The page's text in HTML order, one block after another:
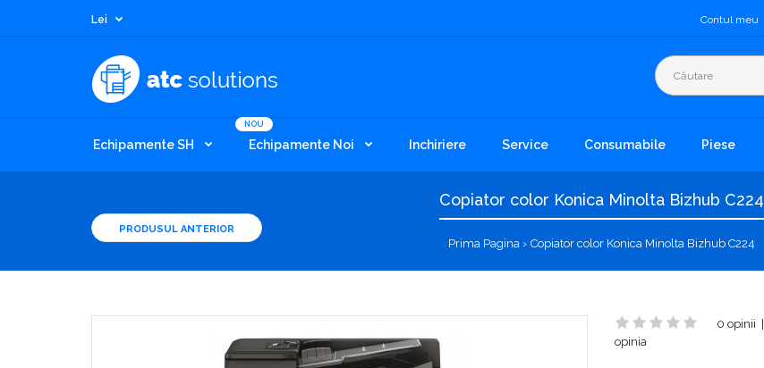
Contul meu
Lei
Echipamente SH Echipamente Noi
NOU
Inchiriere Service Consumabile Piese
PRODUSUL ANTERIOR
Copiator color Konica Minolta Bizhub C224
Prima Pagina Copiator color Konica Minolta Bizhub C224
0 opinii
opinia